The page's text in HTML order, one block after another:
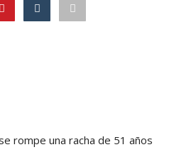
rompe una racha de 51 años